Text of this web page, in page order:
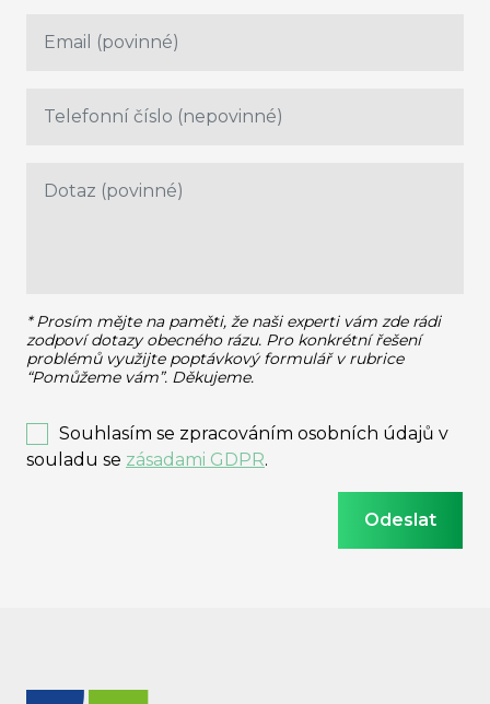
* Prosím mějte na paměti, že naši experti vám zde rádi
zodpoví dotazy obecného rázu. Pro konkrétní řešení
problémů využijte poptávkový formulář v rubrice
“Pomůžeme vám”. Děkujeme.
Souhlasím se zpracováním osobních údajů v
souladu se zásadami GDPR.